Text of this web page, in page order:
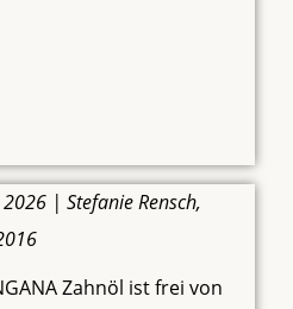
| Stefanie Rensch,
Zahnöl ist frei von